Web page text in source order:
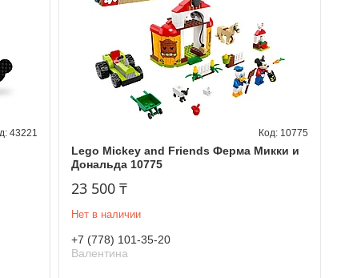
43221
Lego Mickey and Friends Ферма Микки и
Дональда 10775
10775
23 500 ₸
Нет в наличии
+7 (778) 101-35-20
Валентина